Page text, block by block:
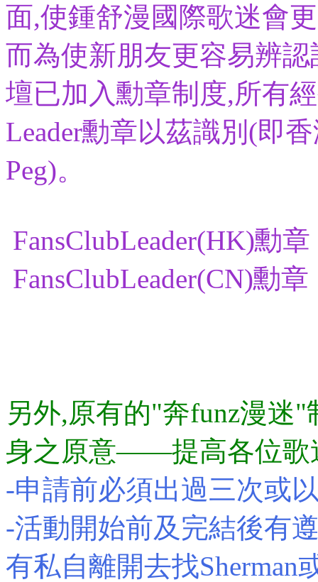
面,使鍾舒漫國際歌迷會
而為使新朋友更容易辨認
壇已加入勳章制度,所有
Leader勳章以茲識別(即
Peg)。
FansClubLeader(HK)勳章
FansClubLeader(CN)勳章
另外,原有的"奔funz漫迷
身之原意——提高各位歌
-申請前必須出過三次或
-活動開始前及完結後有
有私自離開去找Sherman